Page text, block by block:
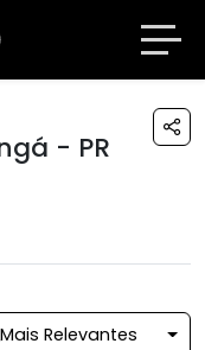
- PR
Mais Relevantes